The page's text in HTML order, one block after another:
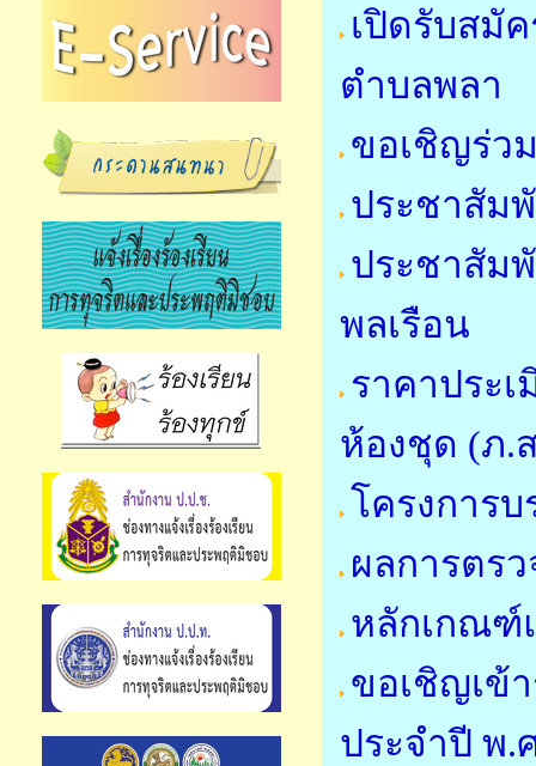
เปิดรับสมั
ตำบลพลา
ขอเชิญร่ว
ประชาสัม
ประชาสัม
พลเรือน
ราคาประ
ห้องชุด (ภ.
โครงการ
ผลการตร
หลักเกณฑ์
ขอเชิญเข้
ประจำปี พ